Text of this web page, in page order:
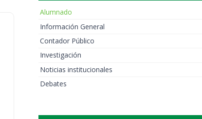
Alumnado
Información General
Contador Público
Investigación
Noticias institucionales
Debates